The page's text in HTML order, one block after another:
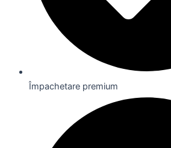
Împachetare premium